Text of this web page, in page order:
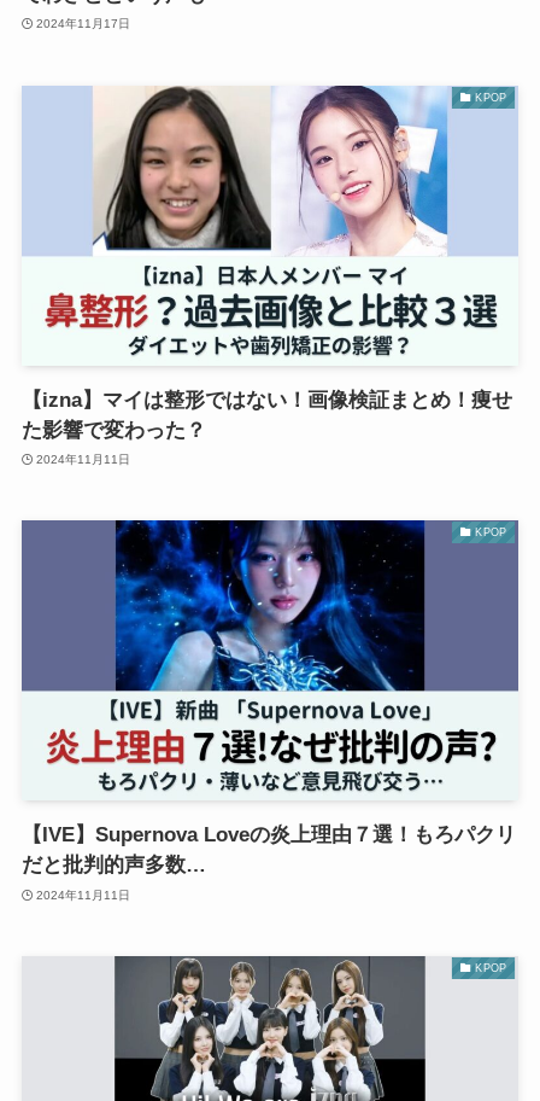
2024年11月17日
KPOP
【izna】マイは整形ではない！画像検証まとめ！痩せ
た影響で変わった？
2024年11月11日
KPOP
【IVE】Supernova Loveの炎上理由７選！もろパクリ
だと批判的声多数…
2024年11月11日
KPOP